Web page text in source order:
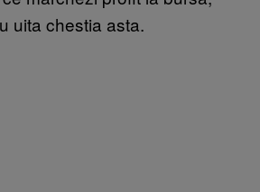
uita chestia asta.